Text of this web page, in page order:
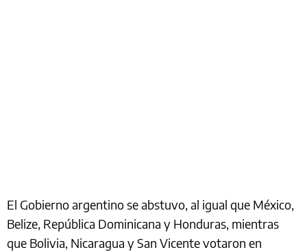
El Gobierno argentino se abstuvo, al igual que México,
Belize, República Dominicana y Honduras, mientras
que Bolivia, Nicaragua y San Vicente votaron en